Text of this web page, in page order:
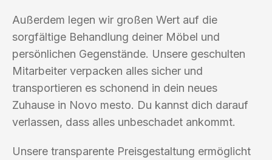
Außerdem legen wir großen Wert auf die
sorgfältige Behandlung deiner Möbel und
persönlichen Gegenstände. Unsere geschulten
Mitarbeiter verpacken alles sicher und
transportieren es schonend in dein neues
Zuhause in Novo mesto. Du kannst dich darauf
verlassen, dass alles unbeschadet ankommt.
Unsere transparente Preisgestaltung ermöglicht